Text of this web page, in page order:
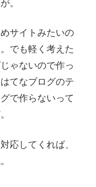
。
サイトみたいの
でも軽く考えた
ゃないので作っ
てなブログのテ
で作らないって
応してくれば、